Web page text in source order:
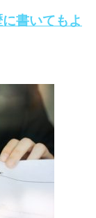
書いてもよ